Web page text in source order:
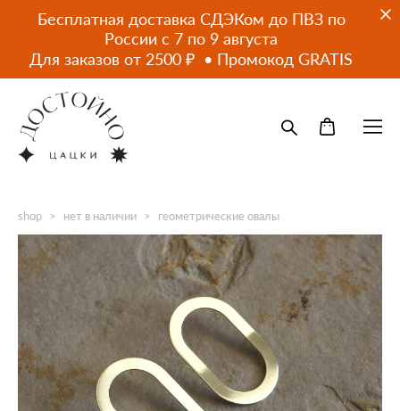
Бесплатная доставка СДЭКом до ПВЗ по
России с 7 по 9 августа
Для заказов от 2500 ₽ • Промокод GRATIS
shop > нет в наличии > геометрические овалы